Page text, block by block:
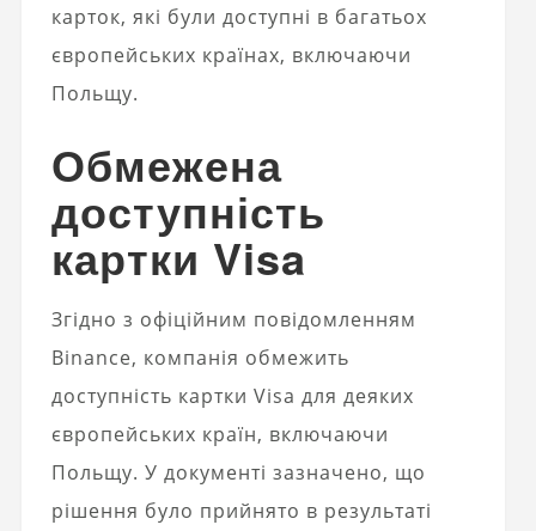
карток, які були доступні в багатьох
європейських країнах, включаючи
Польщу.
Обмежена
доступність
картки Visa
Згідно з офіційним повідомленням
Binance, компанія обмежить
доступність картки Visa для деяких
європейських країн, включаючи
Польщу. У документі зазначено, що
рішення було прийнято в результаті